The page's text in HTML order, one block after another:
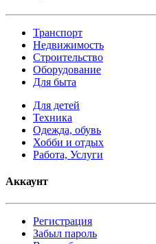
Транспорт
Недвижимость
Строительство
Оборудование
Для быта
Для детей
Техника
Одежда, обувь
Хобби и отдых
Работа, Услуги
Аккаунт
Регистрация
Забыл пароль